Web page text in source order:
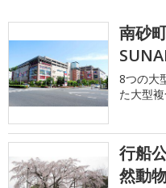
南砂
8つの大
た大型
行船
然動